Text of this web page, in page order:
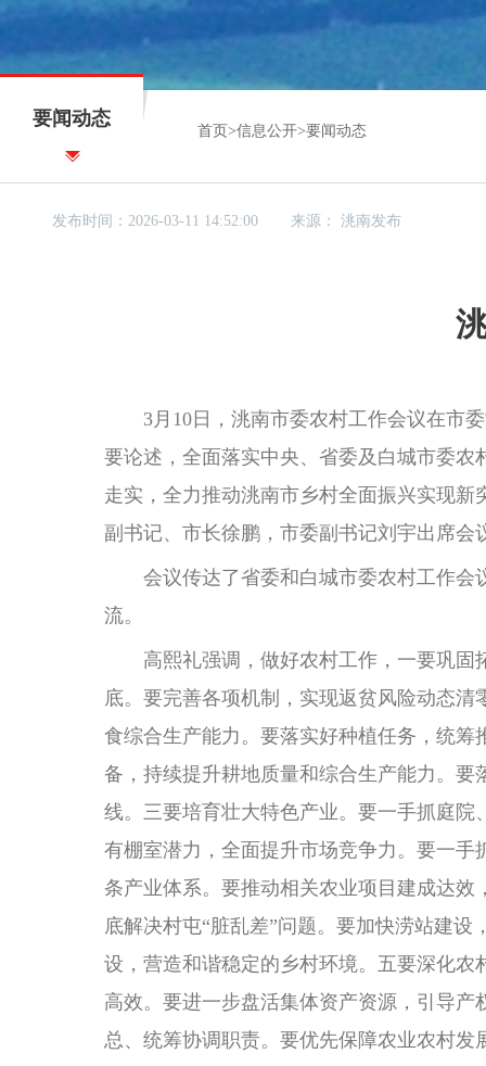
要闻动态
首页 >信息公开>要闻动态
发布时间：2026-03-11 14:52:00 来源：洮南发布
3月10日，洮南市委农村工作会议在市委
要论述，全面落实中央、省委及白城市委农
走实，全力推动洮南市乡村全面振兴实现
副书记、市长徐鹏，市委副书记刘宇出席
会议传达了省委和白城市委农村工作会
流。
高熙礼强调，做好农村工作，一要巩固
底。要完善各项机制，实现返贫风险动态
食综合生产能力。要落实好种植任务，统
备，持续提升耕地质量和综合生产能力。
线。三要培育壮大特色产业。要一手抓庭
有棚室潜力，全面提升市场竞争力。要一
条产业体系。要推动相关农业项目建成达
底解决村屯“脏乱差”问题。要加快涝站建
设，营造和谐稳定的乡村环境。五要深化
高效。要进一步盘活集体资产资源，引导
总、统筹协调职责。要优先保障农业农村